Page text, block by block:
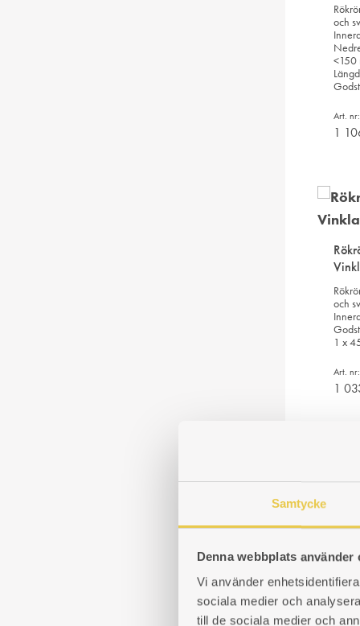
Samtycke
Denna webbplats använder
Vi använder
sociala medier och
till de sociala medier och
och
<150
Art.
1
och
1 x
Art.
1